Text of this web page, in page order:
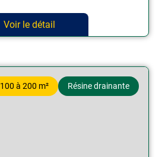
Voir le détail
100 à 200 m² Résine drainante